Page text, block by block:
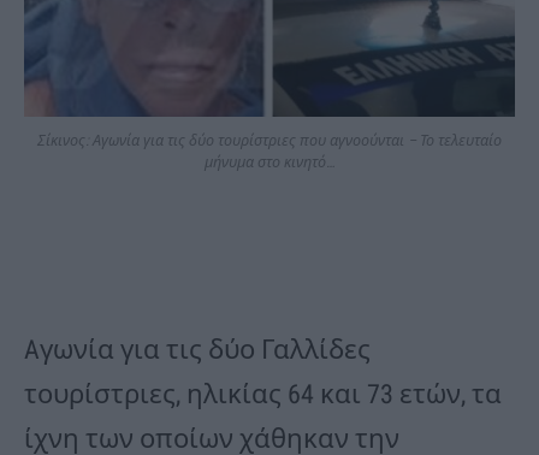
Σίκινος: Αγωνία για τις δύο τουρίστριες που αγνοούνται – Το τελευταίο
μήνυμα στο κινητό…
Aγωνία για τις δύο Γαλλίδες
τουρίστριες, ηλικίας 64 και 73 ετών, τα
ίχνη των οποίων χάθηκαν την